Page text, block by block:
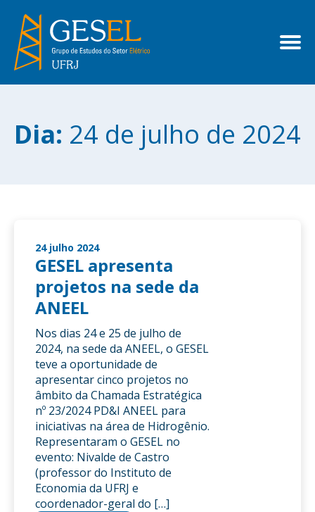
Dia: 24 de julho de 2024
24 julho 2024
GESEL apresenta
projetos na sede da
ANEEL
Nos dias 24 e 25 de julho de
2024, na sede da ANEEL, o GESEL
teve a oportunidade de
apresentar cinco projetos no
âmbito da Chamada Estratégica
nº 23/2024 PD&I ANEEL para
iniciativas na área de Hidrogênio.
Representaram o GESEL no
evento: Nivalde de Castro
(professor do Instituto de
Economia da UFRJ e
coordenador-geral do […]